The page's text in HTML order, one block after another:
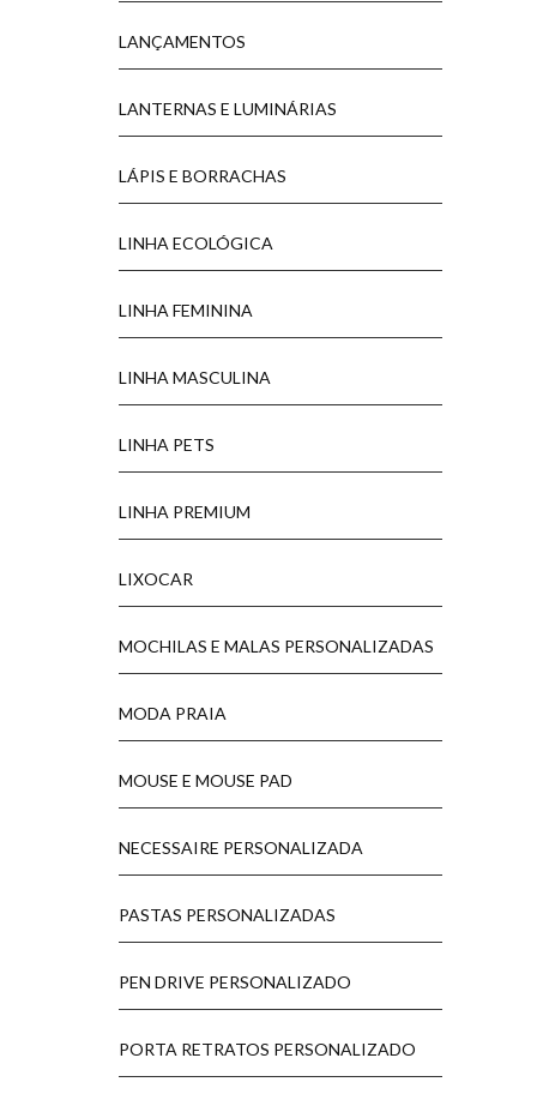
LANÇAMENTOS
LANTERNAS E LUMINÁRIAS
LÁPIS E BORRACHAS
LINHA ECOLÓGICA
LINHA FEMININA
LINHA MASCULINA
LINHA PETS
LINHA PREMIUM
LIXOCAR
MOCHILAS E MALAS PERSONALIZADAS
MODA PRAIA
MOUSE E MOUSE PAD
NECESSAIRE PERSONALIZADA
PASTAS PERSONALIZADAS
PEN DRIVE PERSONALIZADO
PORTA RETRATOS PERSONALIZADO